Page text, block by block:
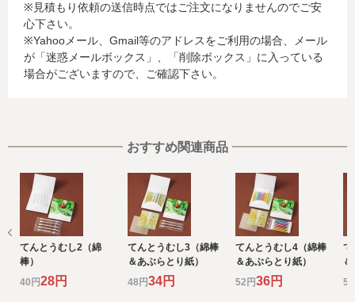
お客様が利用されているカード発行会社が外国にある場
合、これらの情報は当該発行会社が所属する国に移転され
る場合があります。当社では、お客様から収集した情報か
らは、ご利用のカード発行会社及び当該会社が所在する国
を特定することができないため、以下の個人情報保護措置
・発行会社の個人情報保護の措置
なお、個人情報保護委員会のホームページ
(https://www.ppc.go.jp/)では、各国における個人情報保護
制度に関する情報について掲載されています。
お客様が未成年の場合、親権者または後見人の承諾を得た
上で、本サービスを利用するものとします。
e) 個人情報の取扱いの委託について
取得した個人情報の取扱いの全部又は、一部を委託するこ
とがあります。
※見積もり依頼の送信時点ではご注文になりませんのでご安
心下さい。
※Yahooメール、Gmail等のアドレスをご利用の場合、メール
が「迷惑メールボックス」、「削除ボックス」に入っている
場合がございますので、ご確認下さい。
おすすめ関連商品
てんとうむし2（綿
棒）
40円28円
てんとうむし3（綿棒
＆あぶらとり紙）
48円34円
てんとうむし4（綿棒
＆あぶらとり紙）
52円36円
て